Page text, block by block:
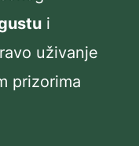
i
uživanje
prizorima